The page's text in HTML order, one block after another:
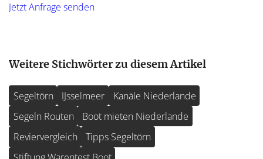
Jetzt Anfrage senden
Weitere Stichwörter zu diesem Artikel
Segeltörn IJsselmeer
Kanäle Niederlande
Segeln Routen
Boot mieten Niederlande
Reviervergleich
Tipps Segeltörn